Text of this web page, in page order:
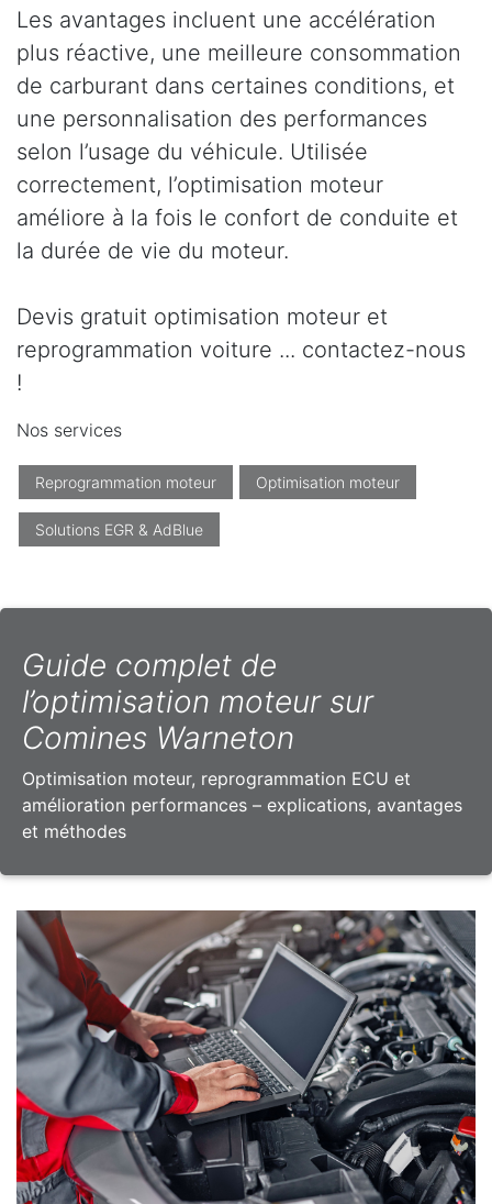
Les avantages incluent une accélération
plus réactive, une meilleure consommation
de carburant dans certaines conditions, et
une personnalisation des performances
selon l’usage du véhicule. Utilisée
correctement, l’optimisation moteur
améliore à la fois le confort de conduite et
la durée de vie du moteur.
Devis gratuit optimisation moteur et
reprogrammation voiture ... contactez-nous
!
Nos services
Reprogrammation moteur Optimisation moteur
Solutions EGR & AdBlue
Guide complet de
l’optimisation moteur sur
Comines Warneton
Optimisation moteur, reprogrammation ECU et
amélioration performances – explications, avantages
et méthodes